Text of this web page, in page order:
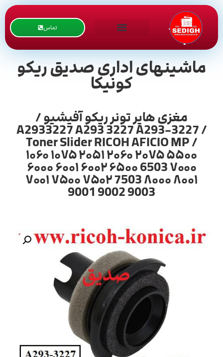
تماس
ماشینهای اداری صدیق ریکو
کونیکا
مغزی هاپر تونر ریکو آفیشیو /
A2933227 A293 3227 A293-3227 /
Toner Slider RICOH AFICIO MP /
۱۰۶۰ ۱۰۷۵ ۲۰۵۱ ۲۰۶۰ ۲۰۷۵ ۵۵۰۰
۶۰۰۰ ۶۰۰۱ ۶۰۰۲ ۶۵۰۰ 6503 ۷۰۰۰
۷۰۰۱ ۷۵۰۰ ۷۵۰۲ 7503 ۸۰۰۰ ۸۰۰۱
9001 9002 9003